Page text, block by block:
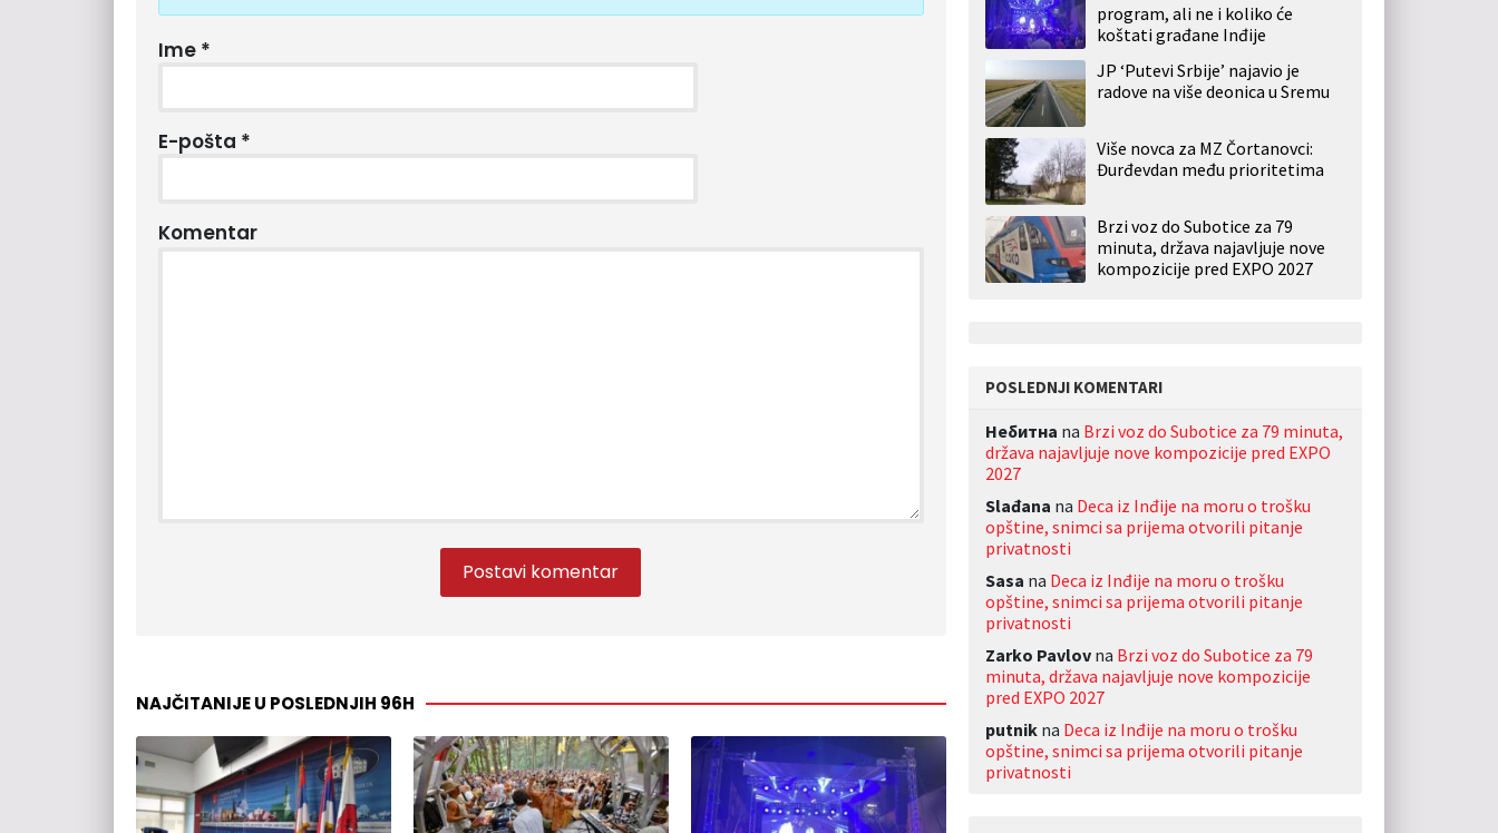
Ime *
E-pošta *
Komentar
NAJČITANIJE U POSLEDNJIH 96H
program, ali ne i koliko će
koštati građane Inđije
JP ‘Putevi Srbije’ najavio je
radove na više deonica u Sremu
Više novca za MZ Čortanovci:
Đurđevdan među prioritetima
Brzi voz do Subotice za 79
minuta, država najavljuje nove
kompozicije pred EXPO 2027
POSLEDNJI KOMENTARI
Небитна na Brzi voz do Subotice za 79 minuta,
država najavljuje nove kompozicije pred EXPO
2027
Slađana na Deca iz Inđije na moru o trošku
opštine, snimci sa prijema otvorili pitanje
privatnosti
Sasa na Deca iz Inđije na moru o trošku
opštine, snimci sa prijema otvorili pitanje
privatnosti
Zarko Pavlovna Brzi voz do Subotice za 79
minuta, država najavljuje nove kompozicije
pred EXPO 2027
putnikna Deca iz Inđije na moru o trošku
opštine, snimci sa prijema otvorili pitanje
privatnosti